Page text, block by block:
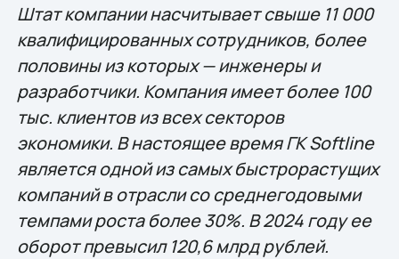
Штат компании насчитывает свыше 11 000
квалифицированных сотрудников, более
половины из которых — инженеры и
разработчики. Компания имеет более 100
тыс. клиентов из всех секторов
экономики. В настоящее время ГК Softline
является одной из самых быстрорастущих
компаний в отрасли со среднегодовыми
темпами роста более 30%. В 2024 году ее
оборот превысил 120,6 млрд рублей.